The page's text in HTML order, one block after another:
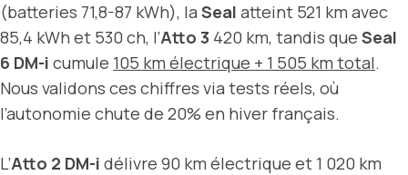
(batteries 71,8-87 kWh), la Seal atteint 521 km avec
85,4 kWh et 530 ch, l’Atto 3 420 km, tandis que Seal
6 DM-i cumule 105 km électrique + 1 505 km total.
Nous validons ces chiffres via tests réels, où
l’autonomie chute de 20% en hiver français.
L’Atto 2 DM-i délivre 90 km électrique et 1 020 km